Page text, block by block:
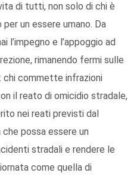
di tutti, non solo di chi è
un essere umano. Da
l’impegno e l’appoggio ad
rimanendo fermi sulle
chi commette infrazioni
il reato di omicidio stradale,
nei reati previsti dal
possa essere un
stradali e rendere le
come quella di